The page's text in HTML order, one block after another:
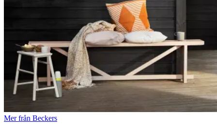
Mer från Beckers